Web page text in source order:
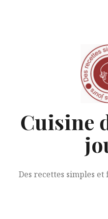
Cuisine
Des recettes simples